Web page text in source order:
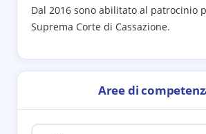
Dal 2016 sono abilitato al patrocinio
Suprema Corte di Cassazione.
Aree di